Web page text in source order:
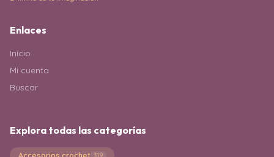
Enlaces
Inicio
Mi cuenta
Buscar
Explora todas las categorías
319